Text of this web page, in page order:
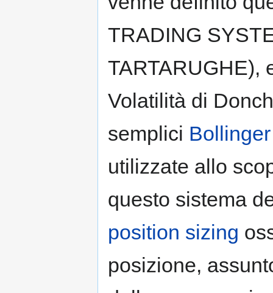
TRADING
TARTARUGHE),
Volatilità di
semplici
utilizzate allo
questo sistema
position sizing
posizione,